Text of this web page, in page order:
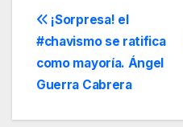
Freire. Em 2018,
também
são celebrados os 50
anos do
livroPedagogia do
Oprimido, obra que
Navegación
de
entradas
¡Sorpresa! el
#chavismo se ratifica
como mayoría. Ángel
Guerra Cabrera